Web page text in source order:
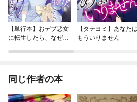
【単行本】おデブ悪女
に転生したら、なぜか
【タテヨミ】あなたは
もういりません
同じ作者の本